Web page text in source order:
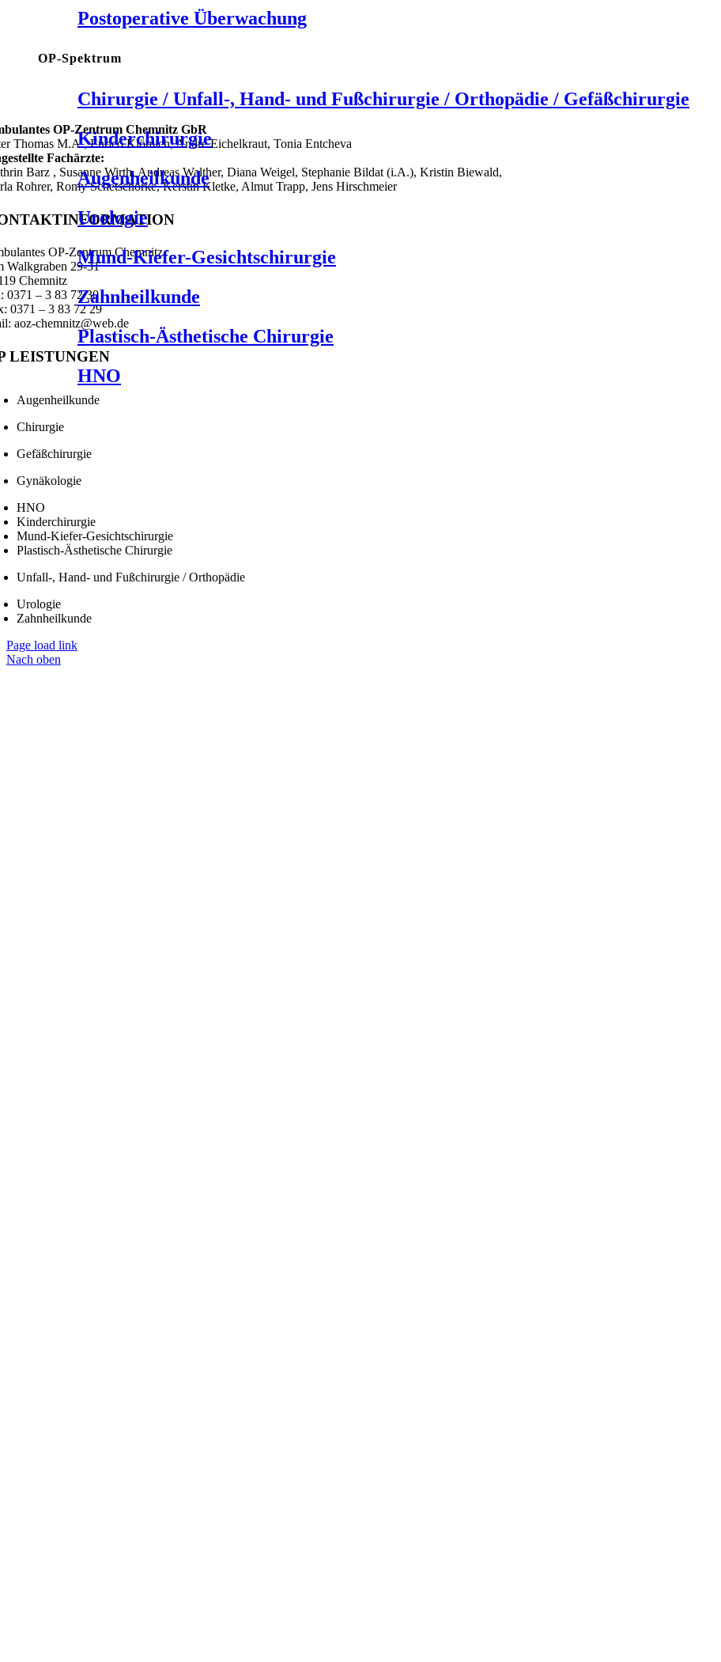
Postoperative Überwachung
OP-Spektrum
Chirurgie / Unfall-, Hand- und Fußchirurgie / Orthopädie / Gefäßchirurgie
Kinderchirurgie
Augenheilkunde
Urologie
Mund-Kiefer-Gesichtschirurgie
Zahnheilkunde
Plastisch-Ästhetische Chirurgie
HNO
OP-Zentrum Chemnitz GbR
Thomas M.A., Enrico Klömich, André Eichelkraut, Tonia Entcheva
Fachärzte:
Barz , Susanne Wirth, Andreas Walther, Diana Weigel, Stephanie Bildat (i.A.), Kristin Biewald,
Rohrer, Romy Schetschorke, Kerstin Kletke, Almut Trapp, Jens Hirschmeier
OP-Zentrum Chemnitz
Walkgraben 29-31
Chemnitz
0371 – 3 83 72 30
0371 – 3 83 72 29
aoz-chemnitz@web.de
LEISTUNGEN
Augenheilkunde
Chirurgie
Gefäßchirurgie
Gynäkologie
HNO
Kinderchirurgie
Mund-Kiefer-Gesichtschirurgie
Plastisch-Ästhetische Chirurgie
Unfall-, Hand- und Fußchirurgie / Orthopädie
Urologie
Zahnheilkunde
Page load link
Nach oben